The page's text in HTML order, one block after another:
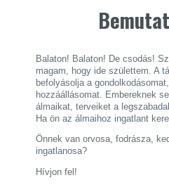
Balaton! Balaton! De csodás!
magam, hogy ide születtem. A
befolyásolja a
hozzáállásomat. Embereknek
álmaikat, terveiket a
Ha ön az álmaihoz ingatlant
Önnek van orvosa, fodrásza,
ingatlanosa?
Hívjon fel!